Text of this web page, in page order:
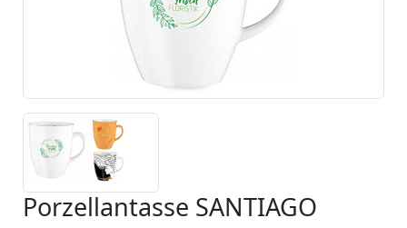
Porzellantasse SANTIAGO